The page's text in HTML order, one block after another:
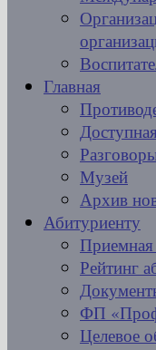
Главная
Музей
Архив
Абитуриенту
Рейтинг
ФП
Целевое